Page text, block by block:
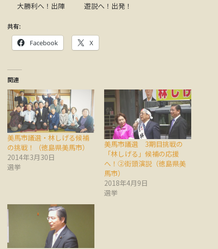
大勝利へ！出陣 遊説へ！出発！
共有:
Facebook X
関連
美馬市議選・林しげる候補
の挑戦！（徳島県美馬市）
2014年3月30日
選挙
美馬市議選 3期目挑戦の
「林しげる」候補の応援
へ！②街頭演説（徳島県美
馬市）
2018年4月9日
選挙